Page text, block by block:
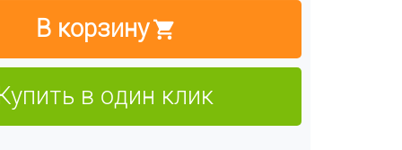
В корзину
в один клик